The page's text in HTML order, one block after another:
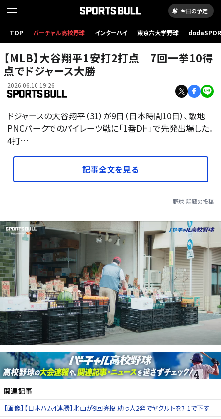
今日の予定
TOP バーチャル高校野球 インターハイ 東京六大学野球
【MLB】大谷翔平1安打2打点 7回一挙10得
点でドジャース大勝
2026.06.10 19:26
ドジャースの大谷翔平（31）が9日（日本時間10日）、敵地
PNCパークでのパイレーツ戦に「1番DH」で先発出場した。
4打…
記事全文を見る
野球 話題の投稿
関連記事
【画像】【日本ハム4連勝】北山が9回完投 助っ人2発でヤクルトを7-1で下す